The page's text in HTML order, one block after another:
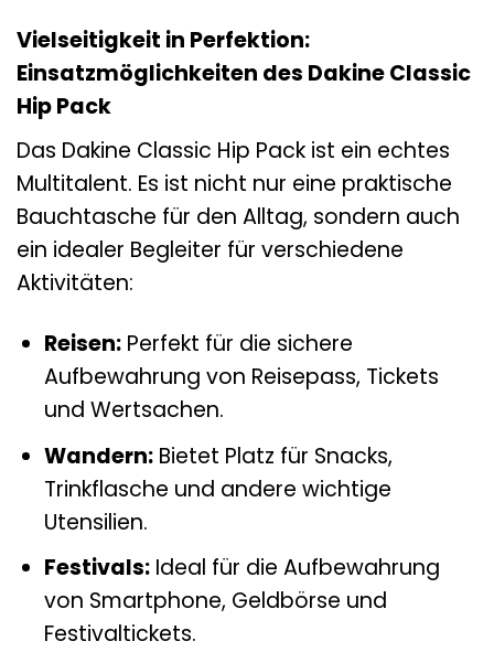
Vielseitigkeit in Perfektion:
Einsatzmöglichkeiten des Dakine Classic
Hip Pack
Das Dakine Classic Hip Pack ist ein echtes
Multitalent. Es ist nicht nur eine praktische
Bauchtasche für den Alltag, sondern auch
ein idealer Begleiter für verschiedene
Aktivitäten:
Reisen:Perfekt für die sichere
Aufbewahrung von Reisepass, Tickets
und Wertsachen.
Wandern:Bietet Platz für Snacks,
Trinkflasche und andere wichtige
Utensilien.
Festivals:Ideal für die Aufbewahrung
von Smartphone, Geldbörse und
Festivaltickets.